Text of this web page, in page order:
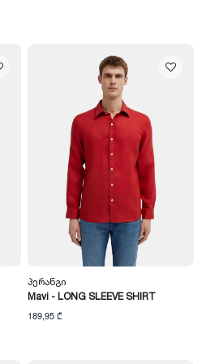
Პერანგი
Mavi - LONG SLEEVE SHIRT
189,95 ₾